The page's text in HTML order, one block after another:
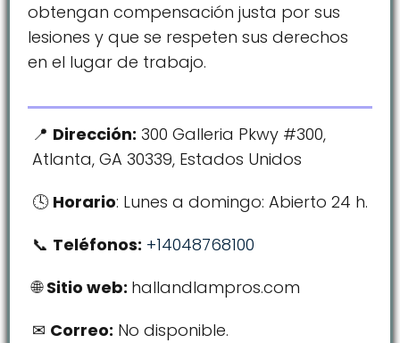
obtengan compensación justa por sus
lesiones y que se respeten sus derechos
en el lugar de trabajo.
Dirección: 300 Galleria Pkwy #300,
Atlanta, GA 30339, Estados Unidos
Horario: Lunes a domingo: Abierto 24 h.
Teléfonos: +14048768100
Sitio web: hallandlampros.com
Correo: No disponible.